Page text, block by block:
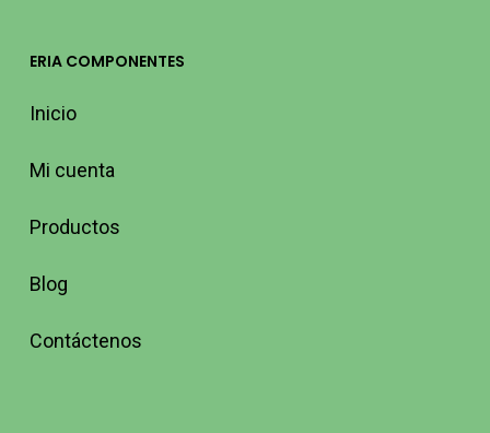
ERIA COMPONENTES
Inicio
Mi cuenta
Productos
Blog
Contáctenos